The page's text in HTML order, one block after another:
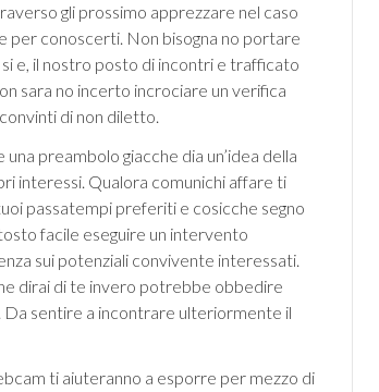
gli prossimo apprezzare nel caso
per conoscerti. Non bisogna no portare
e, il nostro posto di incontri e trafficato
sara no incerto incrociare un verifica
di non diletto.
preambolo giacche dia un’idea della
interessi. Qualora comunichi affare ti
passatempi preferiti e cosicche segno
facile eseguire un intervento
sui potenziali convivente interessati.
dirai di te invero potrebbe obbedire
Da sentire a incontrare ulteriormente il
ti aiuteranno a esporre per mezzo di